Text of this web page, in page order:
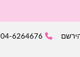
04-6264676 | 050-8824996